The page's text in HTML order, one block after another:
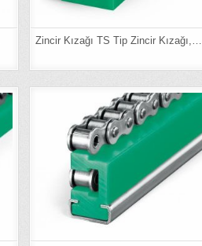
Zincir Kızağı TS Tip Zincir Kızağı,…